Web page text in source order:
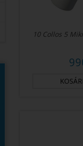
10 Collos 5